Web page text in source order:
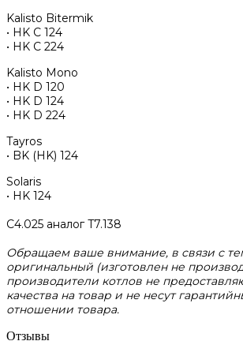
Kalisto Bitermik
• HK C 124
• HK C 224
Kalisto Mono
• HK D 120
• HK D 124
• HK D 224
Tayros
• BK (HK) 124
Solaris
• HK 124
C4.025 аналог T7.138
Обращаем ваше внимание, в связи с
оригинальный (изготовлен не
производители котлов не
качества на товар и не несут
отношении товара.
Отзывы